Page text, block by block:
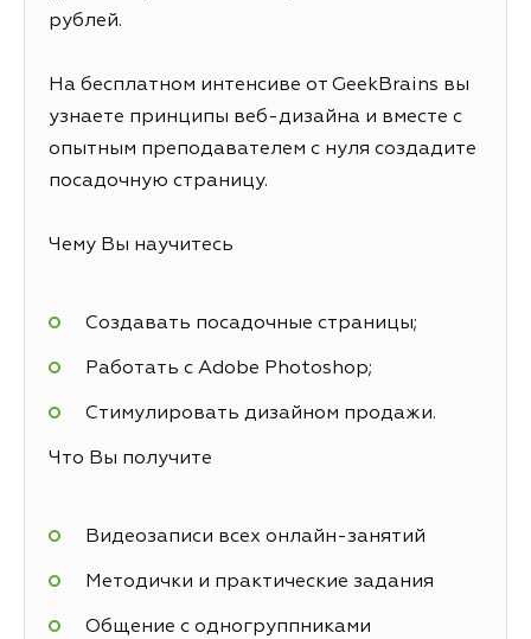
рублей.
На бесплатном интенсиве от GeekBrains вы
узнаете принципы веб-дизайна и вместе с
опытным преподавателем с нуля создадите
посадочную страницу.
Чему Вы научитесь
Создавать посадочные страницы;
Работать с Adobe Photoshop;
Стимулировать дизайном продажи.
Что Вы получите
Видеозаписи всех онлайн-занятий
Методички и практические задания
Общение с одногруппниками